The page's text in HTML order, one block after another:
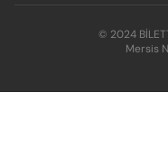
© 2024
Mersis